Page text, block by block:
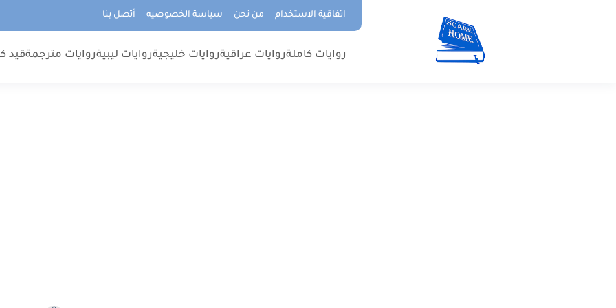
اتفاقية الاستخدام من نحن سياسة الخصوصيه أتصل بنا
روايات كاملةروايات عراقيةروايات خليجيةروايات ليبيةروايات مترجمةقيد